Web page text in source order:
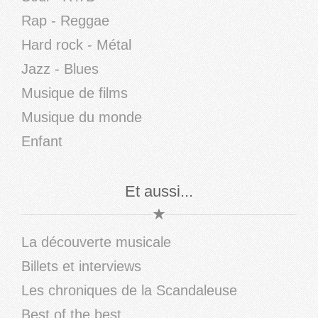
Rap - Reggae
Hard rock - Métal
Jazz - Blues
Musique de films
Musique du monde
Enfant
Et aussi...
La découverte musicale
Billets et interviews
Les chroniques de la Scandaleuse
Best of the best